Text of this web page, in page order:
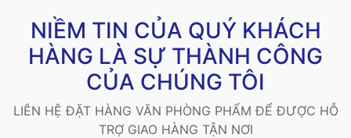
NIỀM TIN CỦA QUÝ KHÁCH
HÀNG LÀ SỰ THÀNH CÔNG
CỦA CHÚNG TÔI
LIÊN HỆ ĐẶT HÀNG VĂN PHÒNG PHẨM ĐỂ ĐƯỢC HỖ
TRỢ GIAO HÀNG TẬN NƠI